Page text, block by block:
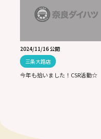
2024/11/16 公開
三条大路店
今年も拾いました！CSR活動☆